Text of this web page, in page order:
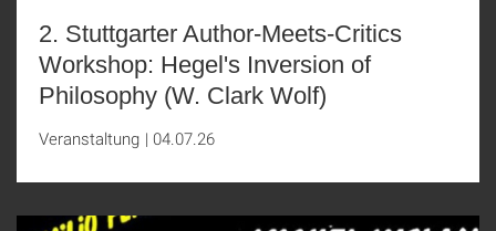
2. Stuttgarter Author-Meets-Critics
Workshop: Hegel's Inversion of
Philosophy (W. Clark Wolf)
Veranstaltung | 04.07.26